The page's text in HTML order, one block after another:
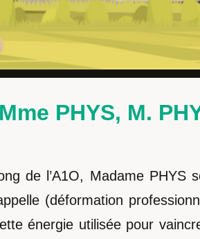
PHYS, M.
de l’A1O, Madame
(déformation
énergie utilisée pour